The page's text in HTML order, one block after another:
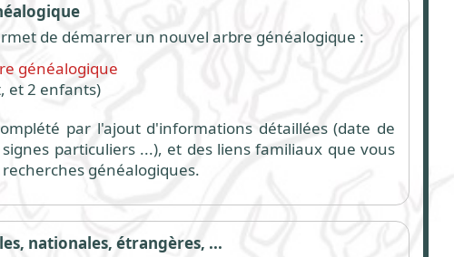
de démarrer un nouvel arbre généalogique :
généalogique
et 2 enfants)
par l'ajout d'informations détaillées (date de
particuliers ...), et des liens familiaux que vous
généalogiques.
nationales, étrangères, ...